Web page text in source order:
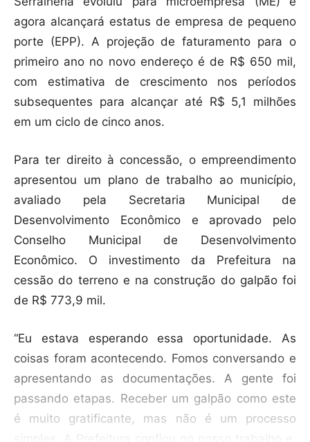
agora alcançará estatus de empresa de pequeno
porte (EPP). A projeção de faturamento para o
primeiro ano no novo endereço é de R$ 650 mil,
com estimativa de crescimento nos períodos
subsequentes para alcançar até R$ 5,1 milhões
em um ciclo de cinco anos.
Para ter direito à concessão, o empreendimento
apresentou um plano de trabalho ao município,
avaliado pela Secretaria Municipal de
Desenvolvimento Econômico e aprovado pelo
Conselho Municipal de Desenvolvimento
Econômico. O investimento da Prefeitura na
cessão do terreno e na construção do galpão foi
de R$ 773,9 mil.
“Eu estava esperando essa oportunidade. As
coisas foram acontecendo. Fomos conversando e
apresentando as documentações. A gente foi
passando etapas. Receber um galpão como este
é muito gratificante, mas não é um processo